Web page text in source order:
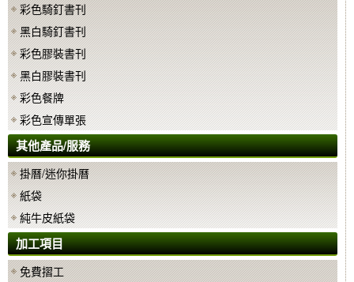
彩色騎釘書刊
黑白騎釘書刊
彩色膠裝書刊
黑白膠裝書刊
彩色餐牌
彩色宣傳單張
其他產品/服務
掛曆/迷你掛曆
紙袋
純牛皮紙袋
加工項目
免費摺工